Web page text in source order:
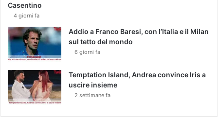
Casentino
4 giorni fa
Addio a Franco Baresi, con l’Italia e il Milan
sul tetto del mondo
6 giorni fa
Temptation Island, Andrea convince Iris a
uscire insieme
2 settimane fa